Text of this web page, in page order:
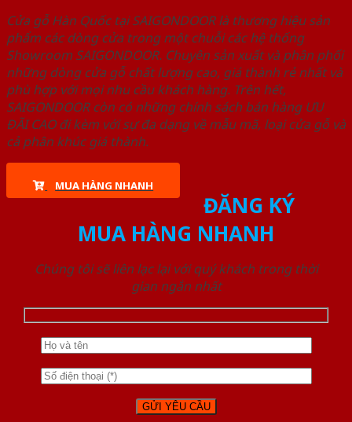
Cửa gỗ Hàn Quốc tại SAIGONDOOR là thương hiệu sản
phẩm các dòng cửa trong một chuỗi các hệ thống
Showroom SAIGONDOOR. Chuyên sản xuất và phân phối
những dòng cửa gỗ chất lượng cao, giá thành rẻ nhất và
phù hợp với mọi nhu cầu khách hàng. Trên hết,
SAIGONDOOR còn có những chính sách bán hàng ƯU
ĐÃI CAO đi kèm với sự đa dạng về mẫu mã, loại cửa gỗ và
cả phân khúc giá thành.
MUA HÀNG NHANH
ĐĂNG KÝ
MUA HÀNG NHANH
Chúng tôi sẽ liên lạc lại với quý khách trong thời
gian ngắn nhất